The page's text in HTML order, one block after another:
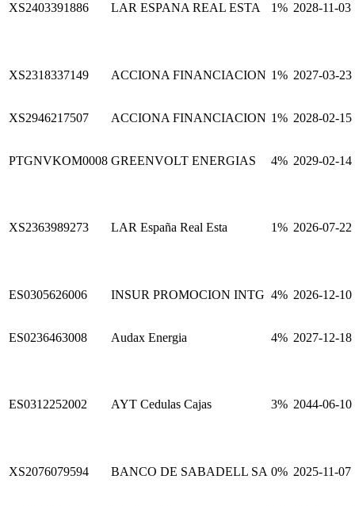
XS2403391886 LAR ESPANA REAL ESTA 1% 2028-11-03
XS2318337149 ACCIONA FINANCIACION 1% 2027-03-23
XS2946217507 ACCIONA FINANCIACION 1% 2028-02-15
PTGNVKOM0008 GREENVOLT ENERGIAS 4% 2029-02-14
XS2363989273 LAR España Real Esta 1% 2026-07-22
ES0305626006 INSUR PROMOCION INTG 4% 2026-12-10
ES0236463008 Audax Energia 4% 2027-12-18
ES0312252002 AYT Cedulas Cajas 3% 2044-06-10
XS2076079594 BANCO DE SABADELL SA 0% 2025-11-07